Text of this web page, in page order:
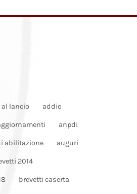
lancio addio
anpdi
abilitazione auguri
2014
brevetti caserta